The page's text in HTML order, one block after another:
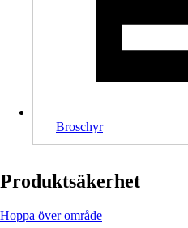
Broschyr
Produktsäkerhet
Hoppa över område